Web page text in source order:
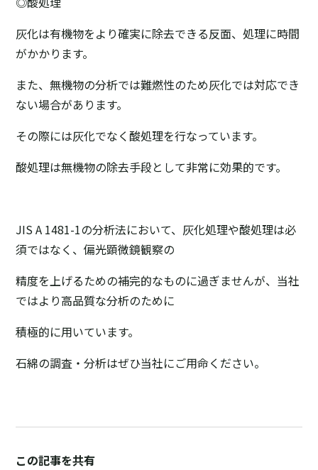
灰化は有機物をより確実に除去できる反面、処理に時間
がかかります。
また、無機物の分析では難燃性のため灰化では対応でき
ない場合があります。
その際には灰化でなく酸処理を行なっています。
酸処理は無機物の除去手段として非常に効果的です。
JIS A 1481-1の分析法において、灰化処理や酸処理は必
須ではなく、偏光顕微鏡観察の
精度を上げるための補完的なものに過ぎませんが、当社
ではより高品質な分析のために
積極的に用いています。
石綿の調査・分析はぜひ当社にご用命ください。
この記事を共有